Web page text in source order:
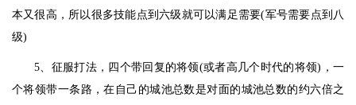
本又很高，所以很多技能点到六级就可以满足需要(军号需要点到八
级)
5、征服打法，四个带回复的将领(或者高几个时代的将领)，一
个将领带一条路，在自己的城池总数是对面的城池总数的约六倍之